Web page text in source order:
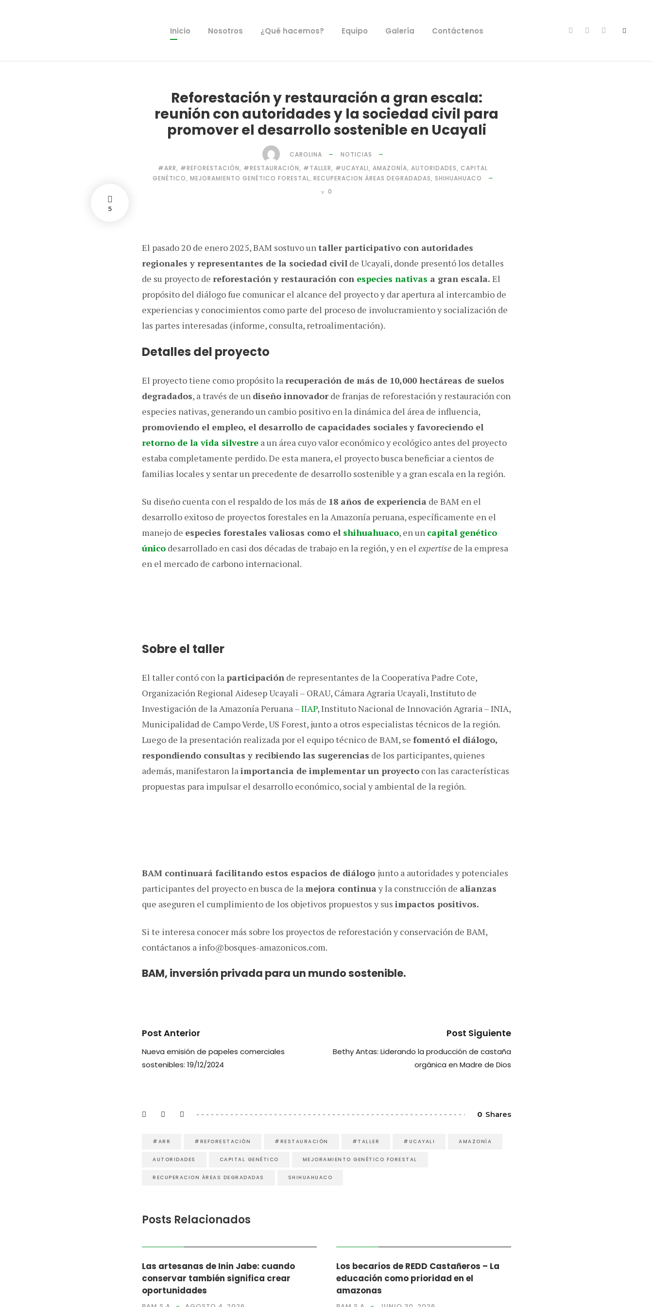
Inicio Nosotros ¿Qué hacemos? Equipo Galería Contáctenos
Reforestación y restauración a gran escala:
reunión con autoridades y la sociedad civil para
promover el desarrollo sostenible en Ucayali
CAROLINA
NOTICIAS
#ARR, #REFORESTACIÓN, #RESTAURACIÓN, #TALLER, #UCAYALI, AMAZONÍA, AUTORIDADES, CAPITAL
GENÉTICO, MEJORAMIENTO GENÉTICO FORESTAL, RECUPERACION ÁREAS DEGRADADAS, SHIHUAHUACO
0
5
El pasado 20 de enero 2025, BAM sostuvo untaller participativo con autoridades
regionales y representantes de la sociedad civil de Ucayali, donde presentó los detalles
de su proyecto de reforestación y restauración con especies nativas a gran escala. El
propósito del diálogo fue comunicar el alcance del proyecto y dar apertura al intercambio de
experiencias y conocimientos como parte del proceso de involucramiento y socialización de
las partes interesadas (informe, consulta, retroalimentación).
Detalles del proyecto
El proyecto tiene como propósito larecuperación de más de 10,000 hectáreas de suelos
degradados, a través de un diseño innovadorde franjas de reforestación y restauración con
especies nativas, generando un cambio positivo en la dinámica del área de influencia,
promoviendo el empleo, el desarrollo de capacidades sociales y favoreciendo el
retorno de la vida silvestre a un área cuyo valor económico y ecológico antes del proyecto
estaba completamente perdido. De esta manera, el proyecto busca beneficiar a cientos de
familias locales y sentar un precedente de desarrollo sostenible y a gran escala en la región.
Su diseño cuenta con el respaldo de los más de 18 años de experiencia de BAM en el
desarrollo exitoso de proyectos forestales en la Amazonía peruana, específicamente en el
manejo de especies forestales valiosas como el shihuahuaco, en un capital genético
único desarrollado en casi dos décadas de trabajo en la región, y en el expertise de la empresa
en el mercado de carbono internacional.
Sobre el taller
El taller contó con la participación de representantes de la Cooperativa Padre Cote,
Organización Regional Aidesep Ucayali – ORAU, Cámara Agraria Ucayali, Instituto de
Investigación de la Amazonía Peruana –IIAP, Instituto Nacional de Innovación Agraria – INIA,
Municipalidad de Campo Verde, US Forest, junto a otros especialistas técnicos de la región.
Luego de la presentación realizada por el equipo técnico de BAM, se fomentó el diálogo,
respondiendo consultas y recibiendo las sugerencias de los participantes, quienes
además, manifestaron laimportancia de implementar un proyecto con las características
propuestas para impulsar el desarrollo económico, social y ambiental de la región.
BAM continuará facilitando estos espacios de diálogo junto a autoridades y potenciales
participantes del proyecto en busca de lamejora continua y la construcción de alianzas
que aseguren el cumplimiento de los objetivos propuestos y sus impactos positivos.
Si te interesa conocer más sobre los proyectos de reforestación y conservación de BAM,
contáctanos a info@bosques-amazonicos.com.
BAM, inversión privada para un mundo sostenible.
Post Anterior
Nueva emisión de papeles comerciales
sostenibles: 19/12/2024
Post Siguiente
Bethy Antas: Liderando la producción de castaña
orgánica en Madre de Dios
0 Shares
#ARR #REFORESTACIÓN #RESTAURACIÓN #TALLER #UCAYALI AMAZONÍA
AUTORIDADES CAPITAL GENÉTICO MEJORAMIENTO GENÉTICO FORESTAL
RECUPERACION ÁREAS DEGRADADAS SHIHUAHUACO
Posts Relacionados
Las artesanas de Inin Jabe: cuando
conservar también significa crear
oportunidades
Los becarios de REDD Castañeros – La
educación como prioridad en el
amazonas